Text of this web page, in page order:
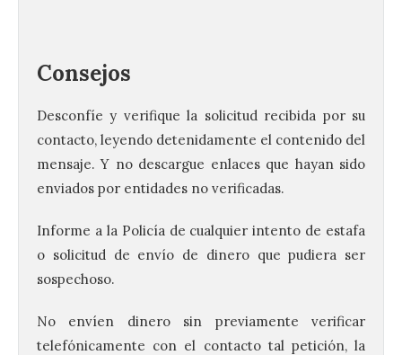
Consejos
Desconfíe y verifique la solicitud recibida por su
contacto, leyendo detenidamente el contenido del
mensaje. Y no descargue enlaces que hayan sido
enviados por entidades no verificadas.
Informe a la Policía de cualquier intento de estafa
o solicitud de envío de dinero que pudiera ser
sospechoso.
No envíen dinero sin previamente verificar
telefónicamente con el contacto tal petición, la
120 jóvenes completan su
formación en robótica y
nuevo curso de los
Campamentos Salamanca